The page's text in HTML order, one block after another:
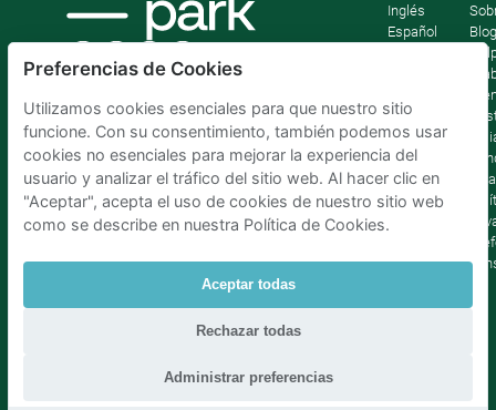
Inglés
Español
Blog
Parking Madrid La Latina|Parking Madrid Bilbao
Parking Bruselas Parking La Haya
Preferencias de Cookies
Utilizamos cookies esenciales para que nuestro sitio
funcione. Con su consentimiento, también podemos usar
cookies no esenciales para mejorar la experiencia del
usuario y analizar el tráfico del sitio web. Al hacer clic en
"Aceptar", acepta el uso de cookies de nuestro sitio web
como se describe en nuestra Política de Cookies.
Aceptar todas
Rechazar todas
Administrar preferencias